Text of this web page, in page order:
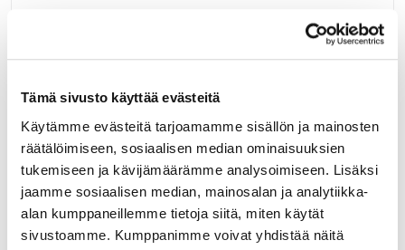
Tämä sivusto käyttää evästeitä
Käytämme evästeitä tarjoamamme sisällön ja mainosten
räätälöimiseen, sosiaalisen median ominaisuuksien
tukemiseen ja kävijämäärämme analysoimiseen. Lisäksi
jaamme sosiaalisen median, mainosalan ja analytiikka-
alan kumppaneillemme tietoja siitä, miten käytät
sivustoamme. Kumppanimme voivat yhdistää näitä
Kirjaudu sisään
Hei yritysasiakas!
Jos teillä ei vielä ole avattuna tunnuksia
verkkokauppaamme, niin olkaa yhteydessä
mail@helatukku.com